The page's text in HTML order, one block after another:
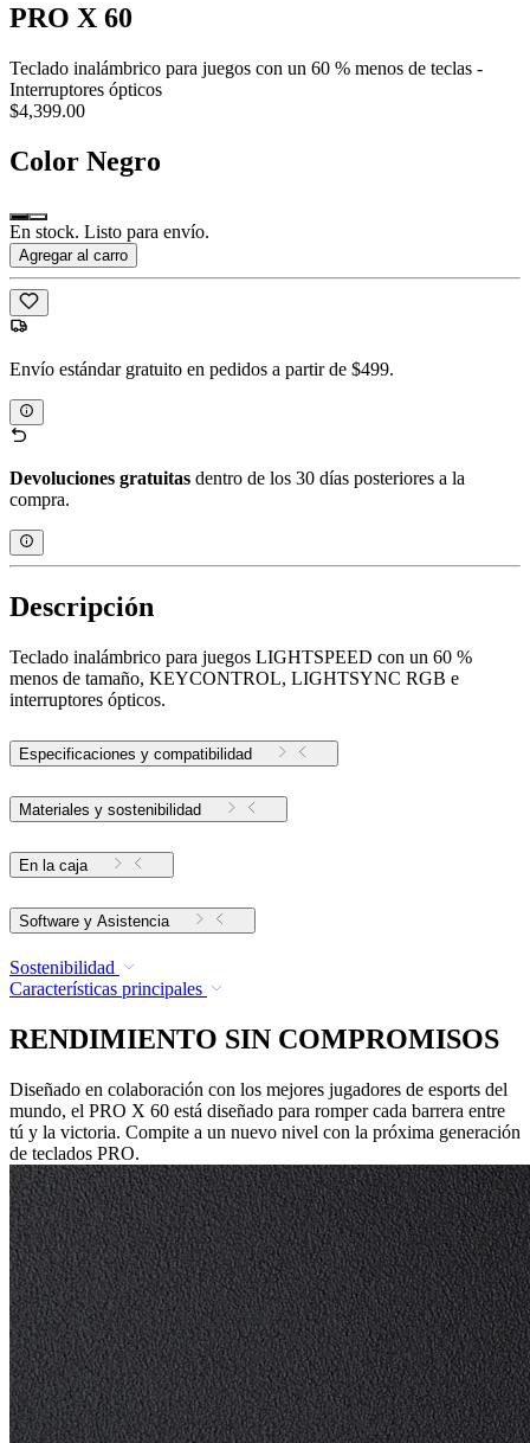
PRO X 60
Teclado inalámbrico para juegos con un 60 % menos de teclas -
Interruptores ópticos
$4,399.00
Color Negro
En stock. Listo para envío.
Agregar al carro
Envío estándar gratuito en pedidos a partir de $499.
Devoluciones gratuitas dentro de los 30 días posteriores a la
compra.
Descripción
Teclado inalámbrico para juegos LIGHTSPEED con un 60 %
menos de tamaño, KEYCONTROL, LIGHTSYNC RGB e
interruptores ópticos.
Especificaciones y compatibilidad
Materiales y sostenibilidad
En la caja
Software y Asistencia
Sostenibilidad
Características principales
RENDIMIENTO SIN COMPROMISOS
Diseñado en colaboración con los mejores jugadores de esports del
mundo, el PRO X 60 está diseñado para romper cada barrera entre
tú y la victoria. Compite a un nuevo nivel con la próxima generación
de teclados PRO.